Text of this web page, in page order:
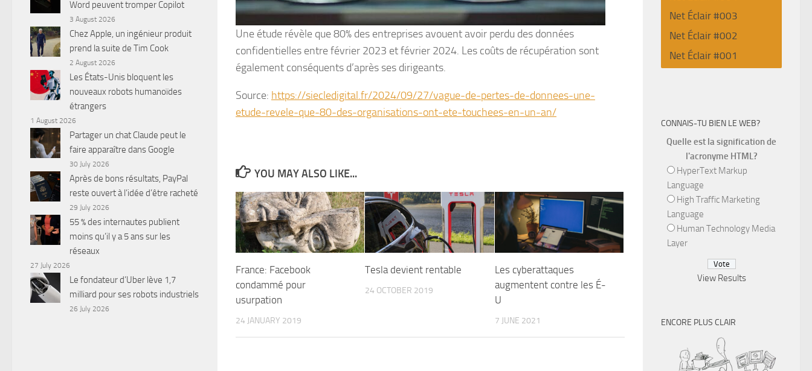
Une étude révèle que 80% des entreprises avouent avoir perdu des données
confidentielles entre février 2023 et février 2024. Les coûts de récupération sont
également conséquents d’après ses dirigeants.
Source: https://siecledigital.fr/2024/09/27/vague-de-pertes-de-donnees-une-
etude-revele-que-80-des-organisations-ont-ete-touchees-en-un-an/
YOU MAY ALSO LIKE...
France: Facebook
condammé pour
usurpation
24 JANUARY 2019
Tesla devient rentable
24 OCTOBER 2019
Les cyberattaques
augmentent contre les É-
U
7 JUNE 2021
Word peuvent tromper Copilot
3 August 2026
Chez Apple, un ingénieur produit
prend la suite de Tim Cook
2 August 2026
Les États-Unis bloquent les
nouveaux robots humanoïdes
étrangers
1 August 2026
Partager un chat Claude peut le
faire apparaître dans Google
30 July 2026
Après de bons résultats, PayPal
reste ouvert à l’idée d’être racheté
29 July 2026
55 % des internautes publient
moins qu’il y a 5 ans sur les
réseaux
27 July 2026
Le fondateur d’Uber lève 1,7
milliard pour ses robots industriels
26 July 2026
Net Éclair #003
Net Éclair #002
Net Éclair #001
CONNAIS-TU BIEN LE WEB?
Quelle est la signification de
l'acronyme HTML?
HyperText Markup
Language
High Traffic Marketing
Language
Human Technology Media
Layer
View Results
ENCORE PLUS CLAIR